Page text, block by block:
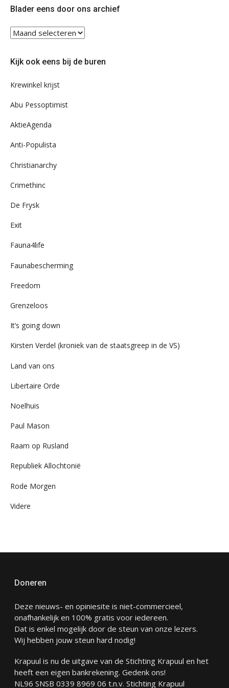
Blader eens door ons archief
Blader
eens
ons
Kijk ook eens bij de buren
Krewinkel krijst
Abu Pessoptimist
AktieAgenda
Anti-Populista
Christianarchy
Crimethinc
De Frysk
Exit
Fauna4life
Faunabescherming
Freedom
Grenzeloos
It’s going down
Kirsten Verdel (kroniek van de staatsgreep in de VS)
Land van ons
Libertaire Orde
Noelhuis
Paul Mason
Raam op Rusland
Republiek Allochtonië
Rode Morgen
Videre
Doneren
Deze nieuws- en opiniesite is niet-commercieel,
onafhankelijk en 100% gratis voor iedereen.
Dat is enkel mogelijk door de steun van onze lezers.
Wij hebben jouw steun hard nodig!
Krapuul is nu de uitgave van de Stichting Krapuul en het
heeft een eigen bankrekening. Gedenk ons!
NL96 SNSB 0339 8969 06 t.n.v. Stichting Krapuul